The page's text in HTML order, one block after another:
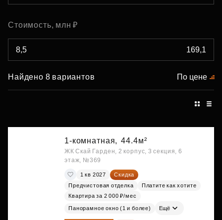
Стоимость, млн ₽
Найдено 8 вариантов По цене
1-комнатная, 44.4м²
ЖК Скай Гарден, 2 корпус, 3 секция, 6
этаж, №369
1 кв 2027
Скидка
Предчистовая отделка
Платите как хотите
Квартира за 2 000 ₽/мес
Панорамное окно (1 и более) Ещё